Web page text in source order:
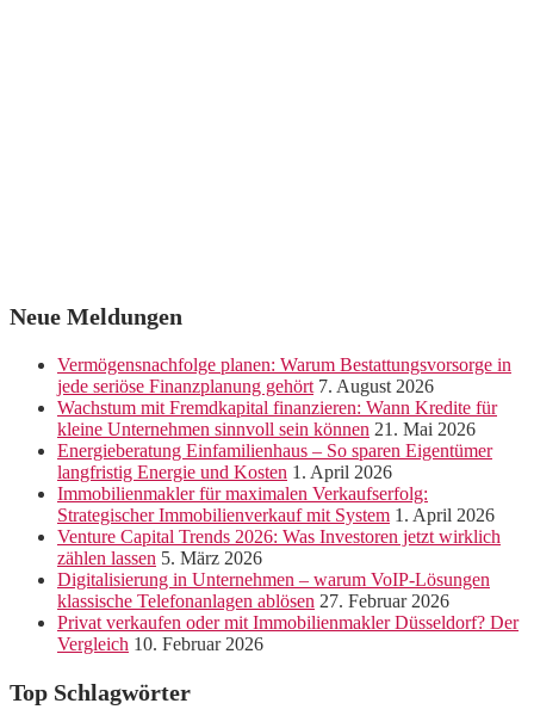
Neue Meldungen
Vermögensnachfolge planen: Warum Bestattungsvorsorge in
jede seriöse Finanzplanung gehört 7. August 2026
Wachstum mit Fremdkapital finanzieren: Wann Kredite für
kleine Unternehmen sinnvoll sein können 21. Mai 2026
Energieberatung Einfamilienhaus – So sparen Eigentümer
langfristig Energie und Kosten 1. April 2026
Immobilienmakler für maximalen Verkaufserfolg:
Strategischer Immobilienverkauf mit System 1. April 2026
Venture Capital Trends 2026: Was Investoren jetzt wirklich
zählen lassen 5. März 2026
Digitalisierung in Unternehmen – warum VoIP-Lösungen
klassische Telefonanlagen ablösen 27. Februar 2026
Privat verkaufen oder mit Immobilienmakler Düsseldorf? Der
Vergleich 10. Februar 2026
Top Schlagwörter